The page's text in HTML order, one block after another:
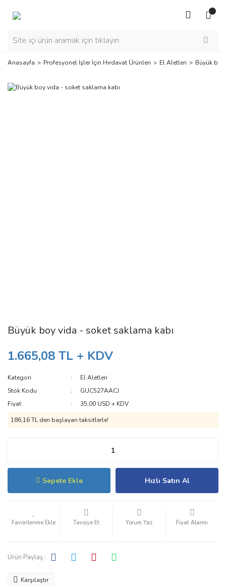
Anasayfa Profesyonel İşler İçin Hırdavat Ürünleri El Aletleri Büyük
Büyük boy vida - soket saklama kabı
1.665,08 TL + KDV
Kategori
El Aletleri
Stok Kodu
GUC527AACJ
Fiyat
35,00 USD + KDV
186,16 TL den başlayan taksitlerle!
Sepete Ekle Hızlı Satın Al
Tavsiye Et Yorum Yaz Fiyat Alarmı
Ürün Paylaş :
Karşılaştır